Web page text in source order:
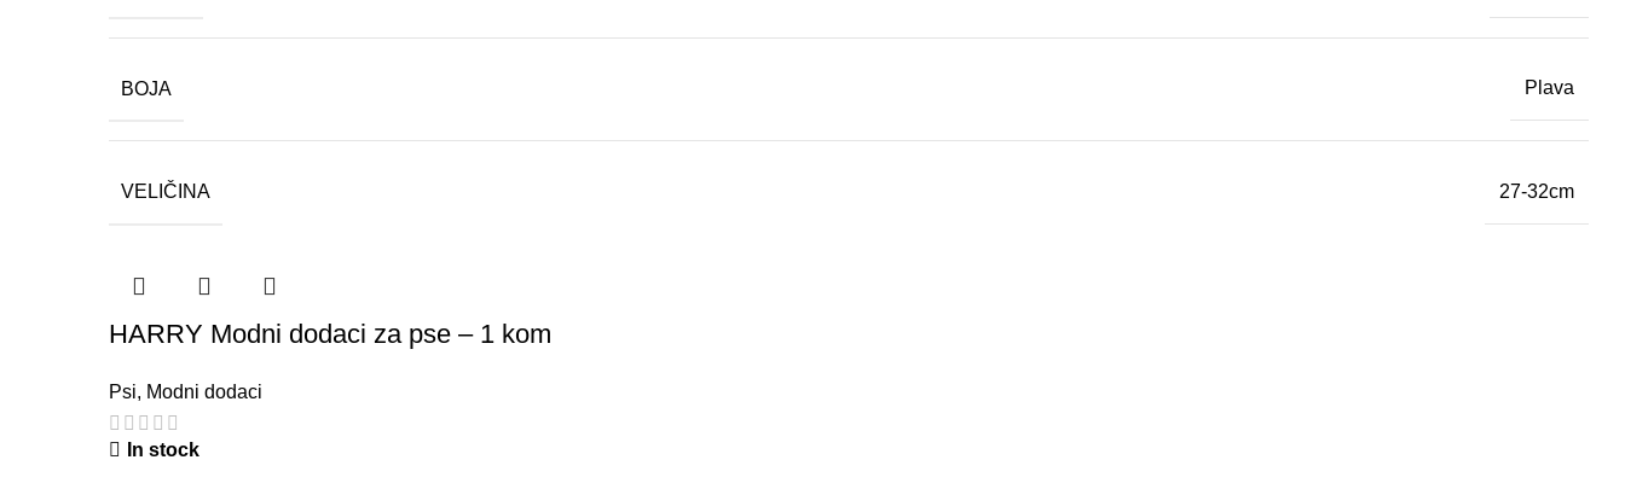
BOJA Plava
VELIČINA 27-32cm
HARRY Modni dodaci za pse – 1 kom
Psi, Modni dodaci
In stock